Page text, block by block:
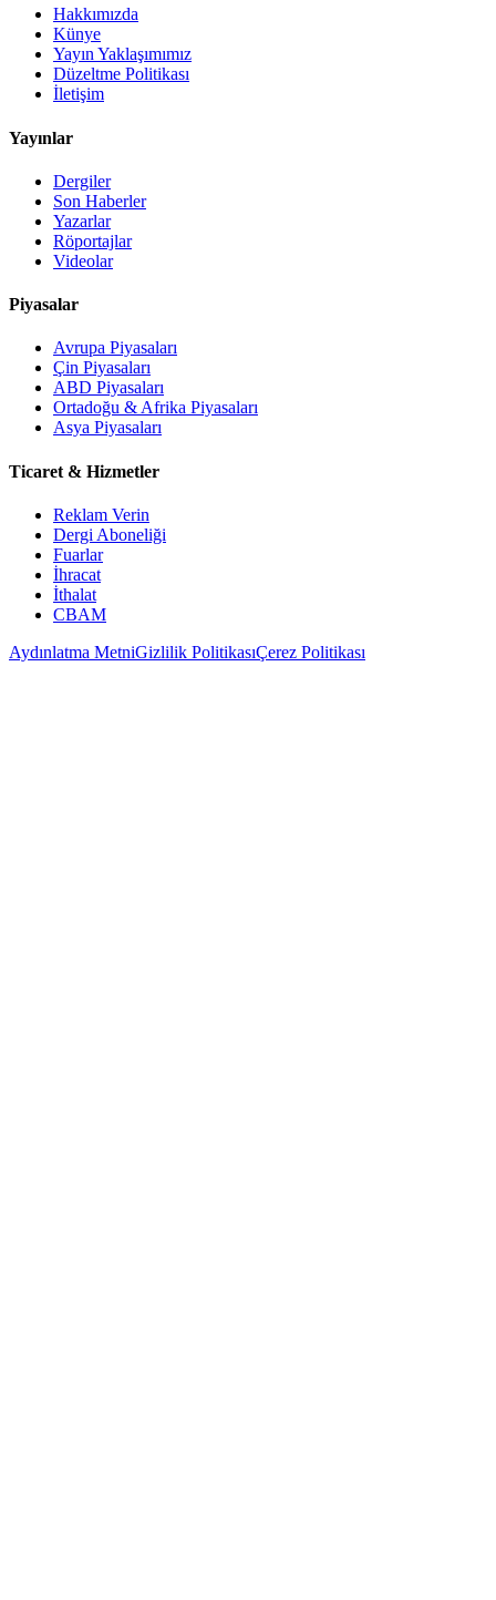
Hakkımızda
Künye
Yayın Yaklaşımımız
Düzeltme Politikası
İletişim
Yayınlar
Dergiler
Son Haberler
Yazarlar
Röportajlar
Videolar
Piyasalar
Avrupa Piyasaları
Çin Piyasaları
ABD Piyasaları
Ortadoğu & Afrika Piyasaları
Asya Piyasaları
Ticaret & Hizmetler
Reklam Verin
Dergi Aboneliği
Fuarlar
İhracat
İthalat
CBAM
Aydınlatma MetniGizlilik PolitikasıÇerez Politikası